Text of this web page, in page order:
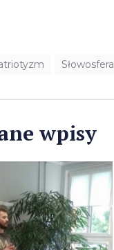
Słowosfera
wpisy